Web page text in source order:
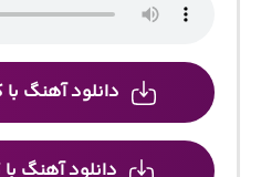
دانلود آهنگ با
دانلود آهنگ با